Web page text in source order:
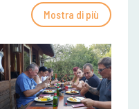
Mostra di più